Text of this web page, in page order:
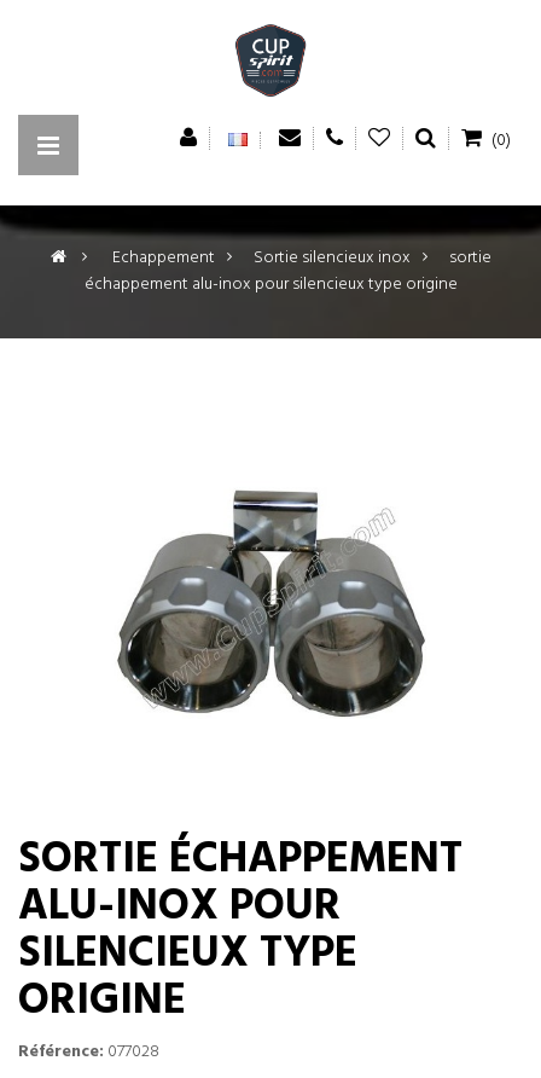
(0)
> Echappement > Sortie silencieux inox >
sortie
échappement alu-inox pour silencieux type origine
SORTIE ÉCHAPPEMENT
ALU-INOX POUR
SILENCIEUX TYPE
ORIGINE
Référence: 077028